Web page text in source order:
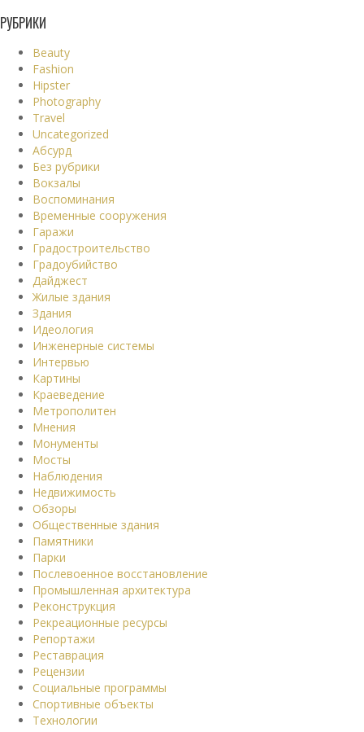
РУБРИКИ
Beauty
Fashion
Hipster
Photography
Travel
Uncategorized
Абсурд
Без рубрики
Вокзалы
Воспоминания
Временные сооружения
Гаражи
Градостроительство
Градоубийство
Дайджест
Жилые здания
Здания
Идеология
Инженерные системы
Интервью
Картины
Краеведение
Метрополитен
Мнения
Монументы
Мосты
Наблюдения
Недвижимость
Обзоры
Общественные здания
Памятники
Парки
Послевоенное восстановление
Промышленная архитектура
Реконструкция
Рекреационные ресурсы
Репортажи
Реставрация
Рецензии
Социальные программы
Спортивные объекты
Технологии